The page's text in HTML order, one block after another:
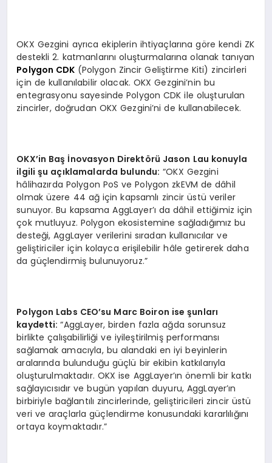
OKX Gezgini ayrıca ekiplerin ihtiyaçlarına göre kendi ZK
destekli 2. katmanlarını oluşturmalarına olanak tanıyan
Polygon CDK (Polygon Zincir Geliştirme Kiti) zincirleri
için de kullanılabilir olacak. OKX Gezgini’nin bu
entegrasyonu sayesinde Polygon CDK ile oluşturulan
zincirler, doğrudan OKX Gezgini’ni de kullanabilecek.
OKX’in Baş İnovasyon Direktörü Jason Lau konuyla
ilgili şu açıklamalarda bulundu: “OKX Gezgini
hâlihazırda Polygon PoS ve Polygon zkEVM de dâhil
olmak üzere 44 ağ için kapsamlı zincir üstü veriler
sunuyor. Bu kapsama AggLayer’ı da dâhil ettiğimiz için
çok mutluyuz. Polygon ekosistemine sağladığımız bu
desteği, AggLayer verilerini sıradan kullanıcılar ve
geliştiriciler için kolayca erişilebilir hâle getirerek daha
da güçlendirmiş bulunuyoruz.”
Polygon Labs CEO’su Marc Boiron ise şunları
kaydetti:“AggLayer, birden fazla ağda sorunsuz
birlikte çalışabilirliği ve iyileştirilmiş performansı
sağlamak amacıyla, bu alandaki en iyi beyinlerin
aralarında bulunduğu güçlü bir ekibin katkılarıyla
oluşturulmaktadır. OKX ise AggLayer’ın önemli bir katkı
sağlayıcısıdır ve bugün yapılan duyuru, AggLayer’ın
birbiriyle bağlantılı zincirlerinde, geliştiricileri zincir üstü
veri ve araçlarla güçlendirme konusundaki kararlılığını
ortaya koymaktadır.”